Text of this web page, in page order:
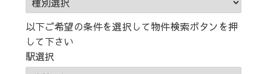
ド)
以下ご希望の条件を選択して物件検索ボタンを押
して下さい
駅選択